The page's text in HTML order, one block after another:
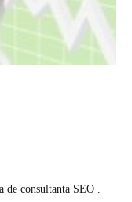
de consultanta SEO .